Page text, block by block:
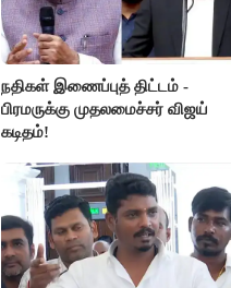
நதிகள் இணைப்புத் திட்டம் -
பிரமருக்கு முதலமைச்சர் விஜய்
கடிதம்!